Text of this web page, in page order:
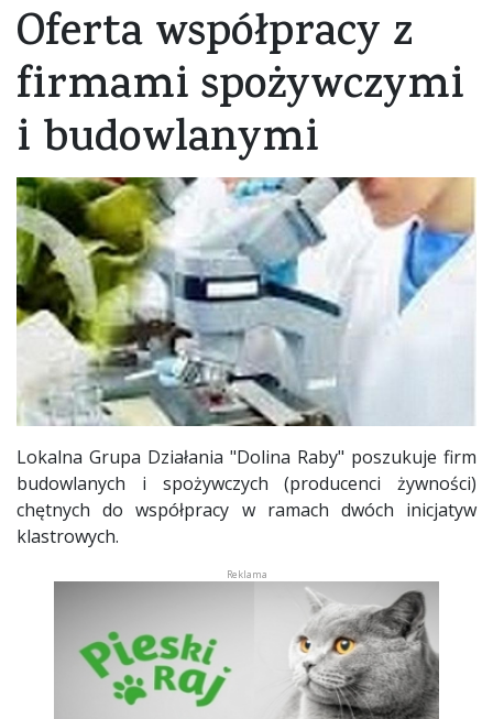
Oferta współpracy z
firmami spożywczymi
i budowlanymi
Lokalna Grupa Działania "Dolina Raby" poszukuje firm
budowlanych i spożywczych (producenci żywności)
chętnych do współpracy w ramach dwóch inicjatyw
klastrowych.